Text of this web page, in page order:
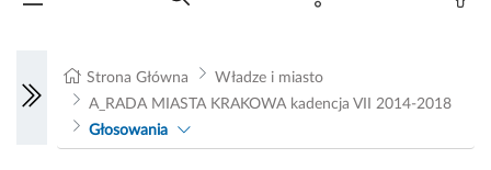
Strona Główna
Władze i miasto
A_RADA MIASTA KRAKOWA kadencja VII 2014-2018
Głosowania